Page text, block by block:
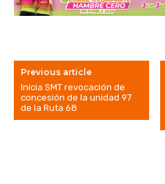
Previous article
Inicia SMT revocación de
concesión de la unidad 97
de la Ruta 68